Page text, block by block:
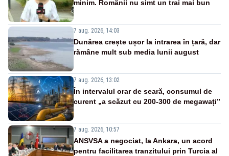
minim. Românii nu simt un trai mai bun
7 aug. 2026, 14:03
Dunărea crește ușor la intrarea în țară, dar
rămâne mult sub media lunii august
7 aug. 2026, 13:02
În intervalul orar de seară, consumul de
curent „a scăzut cu 200-300 de megawați”
7 aug. 2026, 10:57
ANSVSA a negociat, la Ankara, un acord
pentru facilitarea tranzitului prin Turcia al